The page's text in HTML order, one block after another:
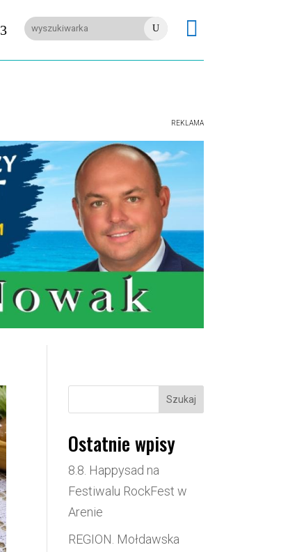
U 
REKLAMA
Szukaj
Ostatnie wpisy
8.8. Happysad na
Festiwalu RockFest w
Arenie
REGION. Mołdawska